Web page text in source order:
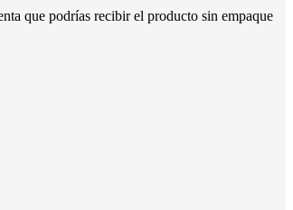
que podrías recibir el producto sin empaque